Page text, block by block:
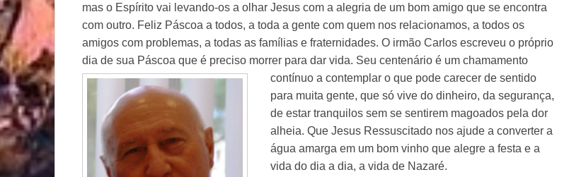
mas o Espírito vai levando-os a olhar Jesus com a alegria de um bom amigo que se encontra
com outro. Feliz Páscoa a todos, a toda a gente com quem nos relacionamos, a todos os
amigos com problemas, a todas as famílias e fraternidades. O irmão Carlos escreveu o próprio
dia de sua Páscoa que é preciso morrer para dar vida. Seu centenário é um chamamento
contínuo a contemplar o que pode carecer de sentido
para muita gente, que só vive do dinheiro, da segurança,
de estar tranquilos sem se sentirem magoados pela dor
alheia. Que Jesus Ressuscitado nos ajude a converter a
água amarga em um bom vinho que alegre a festa e a
vida do dia a dia, a vida de Nazaré.